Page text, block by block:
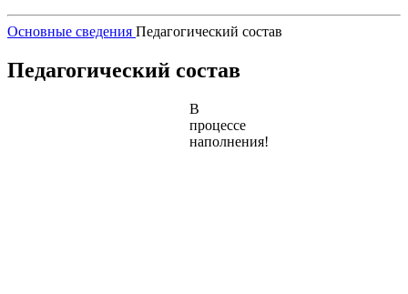
Основные сведения Педагогический состав
Педагогический состав
В
процессе
наполнения!